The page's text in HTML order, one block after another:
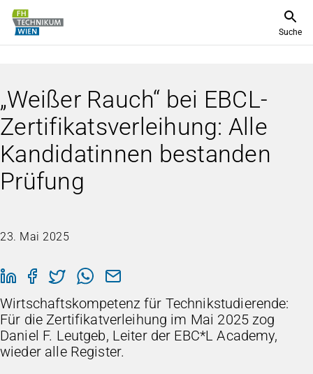
Suche
„Weißer Rauch“ bei EBCL-
Zertifikatsverleihung: Alle
Kandidatinnen bestanden
Prüfung
23. Mai 2025
Wirtschaftskompetenz für Technikstudierende:
Für die Zertifikatverleihung im Mai 2025 zog
Daniel F. Leutgeb, Leiter der EBC*L Academy,
wieder alle Register.